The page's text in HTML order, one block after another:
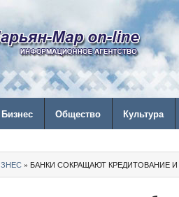
Бизнес Общество Культура
» БАНКИ СОКРАЩАЮТ КРЕДИТОВАНИЕ